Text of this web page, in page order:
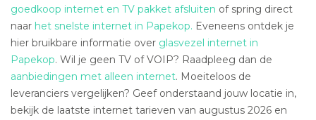
goedkoop internet en TV pakket afsluiten of spring direct
naar het snelste internet in Papekop. Eveneens ontdek je
hier bruikbare informatie over glasvezel internet in
Papekop. Wil je geen TV of VOIP? Raadpleeg dan de
aanbiedingen met alleen internet. Moeiteloos de
leveranciers vergelijken? Geef onderstaand jouw locatie in,
bekijk de laatste internet tarieven van augustus 2026 en